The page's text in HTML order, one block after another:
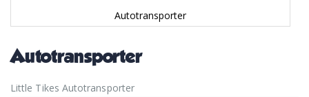
Autotransporter
Little Tikes Autotransporter
Autotransporter
het
de